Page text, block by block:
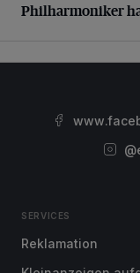
Philharmoniker
SERVICES
Reklamation